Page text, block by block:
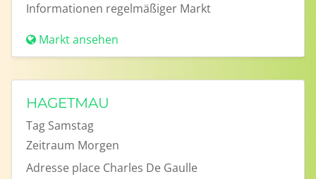
Informationen regelmäßiger Markt
Markt ansehen
HAGETMAU
Tag Samstag
Zeitraum Morgen
Adresse place Charles De Gaulle